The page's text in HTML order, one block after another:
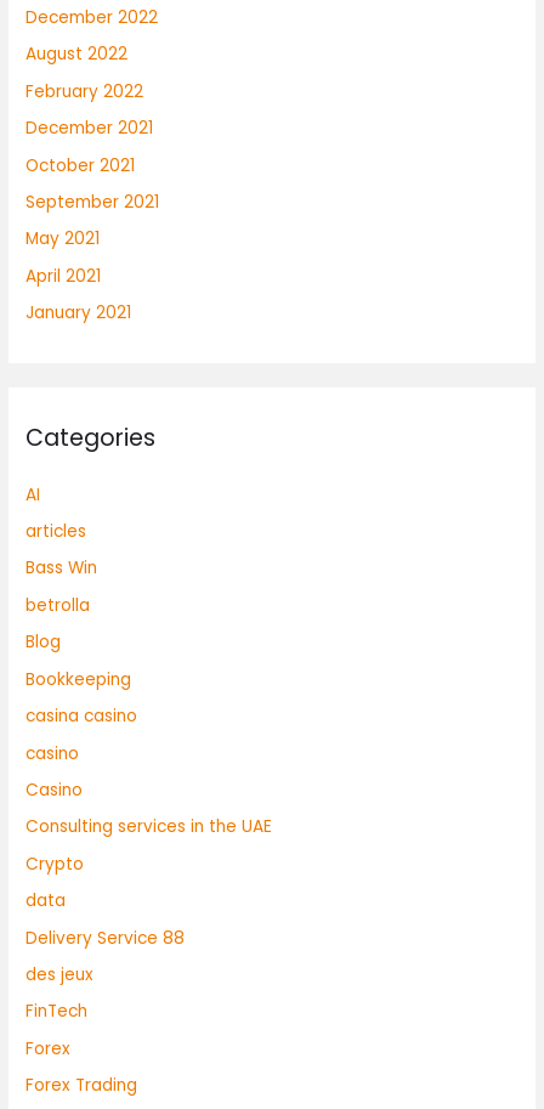
December 2022
August 2022
February 2022
December 2021
October 2021
September 2021
May 2021
April 2021
January 2021
Categories
AI
articles
Bass Win
betrolla
Blog
Bookkeeping
casina casino
casino
Casino
Consulting services in the UAE
Crypto
data
Delivery Service 88
des jeux
FinTech
Forex
Forex Trading